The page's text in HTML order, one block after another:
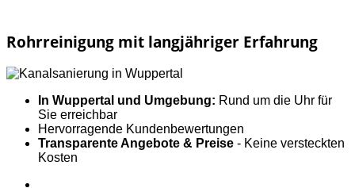
Rohrreinigung mit langjähriger Erfahrung
In Wuppertal und Umgebung: Rund um die Uhr für
Sie erreichbar
Hervorragende Kundenbewertungen
Transparente Angebote & Preise - Keine versteckten
Kosten